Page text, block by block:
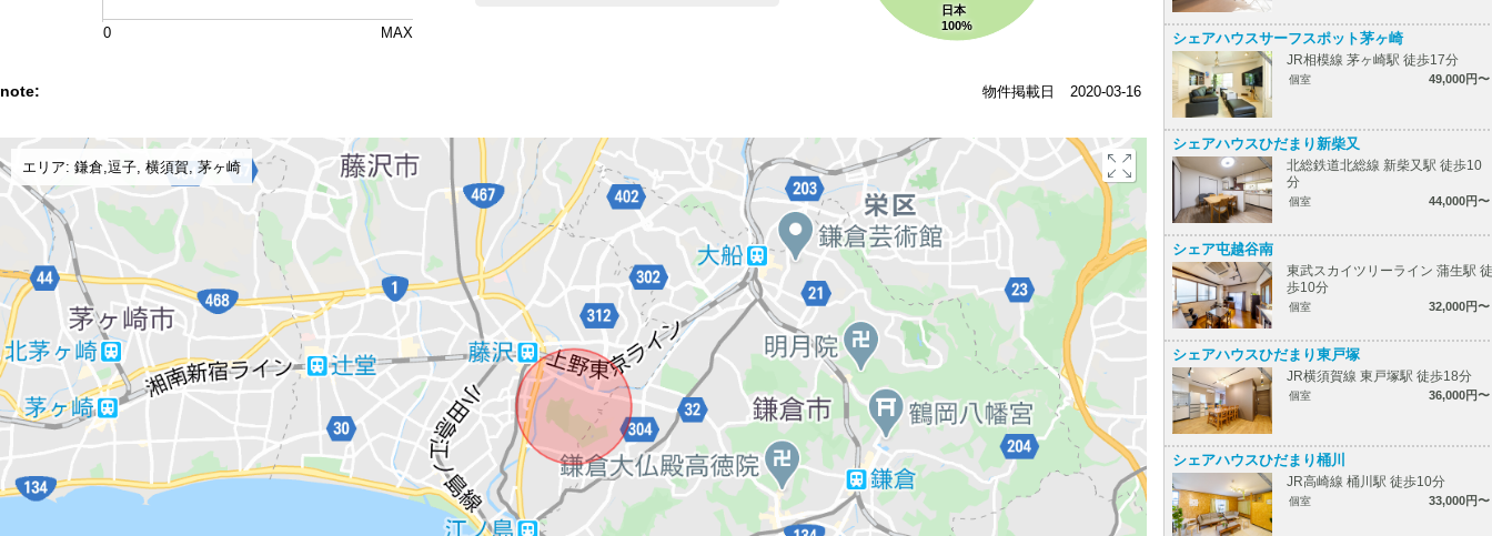
0 MAX
日本
100%
note: 物件掲載日 2020-03-16
エリア: 鎌倉,逗子, 横須賀, 茅ヶ崎
シェアハウスサーフスポット茅ヶ崎
JR相模線 茅ヶ崎駅 徒歩17分
個室 49,000円〜
シェアハウスひだまり新柴又
北総鉄道北総線 新柴又駅 徒歩10
分
個室 44,000円〜
シェア屯越谷南
東武スカイツリーライン 蒲生駅 徒
歩10分
個室 32,000円〜
シェアハウスひだまり東戸塚
JR横須賀線 東戸塚駅 徒歩18分
個室 36,000円〜
シェアハウスひだまり桶川
JR高崎線 桶川駅 徒歩10分
個室 33,000円〜